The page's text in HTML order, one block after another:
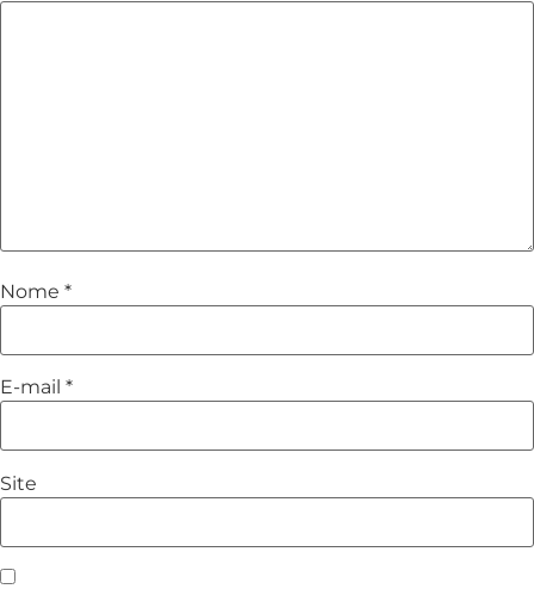
Nome *
E-mail *
Site